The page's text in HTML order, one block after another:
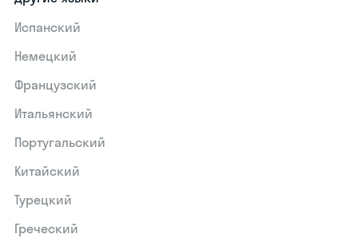
Испанский
Немецкий
Французский
Итальянский
Португальский
Китайский
Турецкий
Греческий